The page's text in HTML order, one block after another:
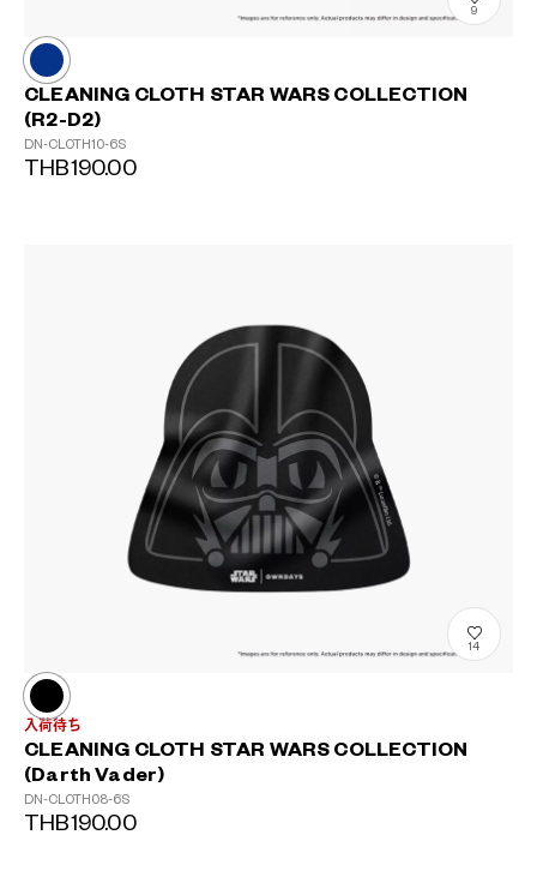
9
CLEANING CLOTH STAR WARS COLLECTION
(R2-D2)
DN-CLOTH10-6S
THB190.00
14
入荷待ち
CLEANING CLOTH STAR WARS COLLECTION
(Darth Vader)
DN-CLOTH08-6S
THB190.00